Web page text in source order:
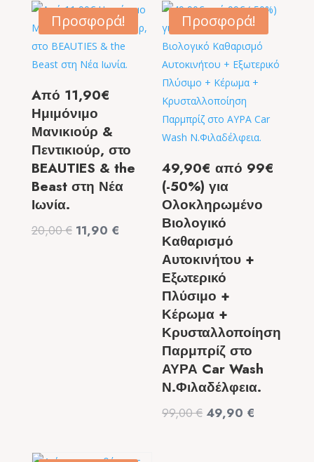
14,90 €.
50,00 €.
είναι:
29,00 €.
Προσφορά!
Aπό 11,90€
Ημιμόνιμο
Μανικιούρ &
Πεντικιούρ, στο
BEAUTIES & the
Beast στη Νέα
Ιωνία.
20,00€ Original
11,90 €
τρέχουσα
Προσφορά!
49,90€ από 99€
(-50%) για
Ολοκληρωμένο
Βιολογικό
Καθαρισμό
Αυτοκινήτου +
Εξωτερικό
Πλύσιμο +
Κέρωμα +
Κρυσταλλοποίηση
Παρμπρίζ στο
ΑΥΡΑ Car Wash
Ν.Φιλαδέλφεια.
99,00€ Original
49,90 €